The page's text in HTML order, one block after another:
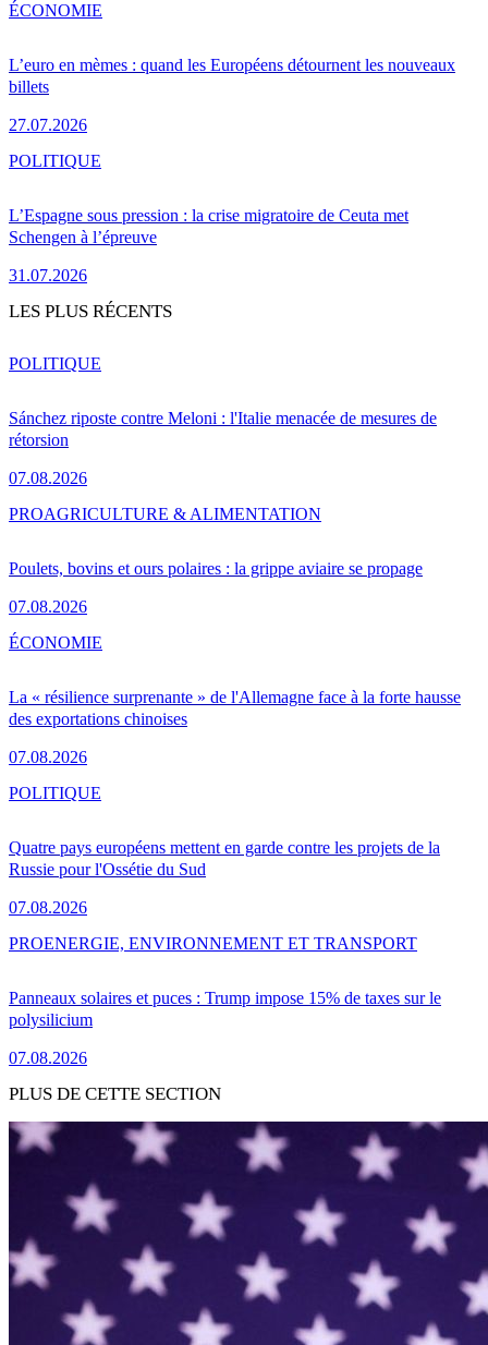
L’euro en mèmes : quand les Européens détournent les nouveaux
billets
27.07.2026
ÉCONOMIE
L’Espagne sous pression : la crise migratoire de Ceuta met
Schengen à l’épreuve
31.07.2026
POLITIQUE
LES PLUS RÉCENTS
Sánchez riposte contre Meloni : l'Italie menacée de mesures de
rétorsion
07.08.2026
POLITIQUE
Poulets, bovins et ours polaires : la grippe aviaire se propage
07.08.2026
PROAGRICULTURE & ALIMENTATION
La « résilience surprenante » de l'Allemagne face à la forte hausse
des exportations chinoises
07.08.2026
ÉCONOMIE
Quatre pays européens mettent en garde contre les projets de la
Russie pour l'Ossétie du Sud
07.08.2026
POLITIQUE
Panneaux solaires et puces : Trump impose 15% de taxes sur le
polysilicium
07.08.2026
PROENERGIE, ENVIRONNEMENT ET TRANSPORT
PLUS DE CETTE SECTION